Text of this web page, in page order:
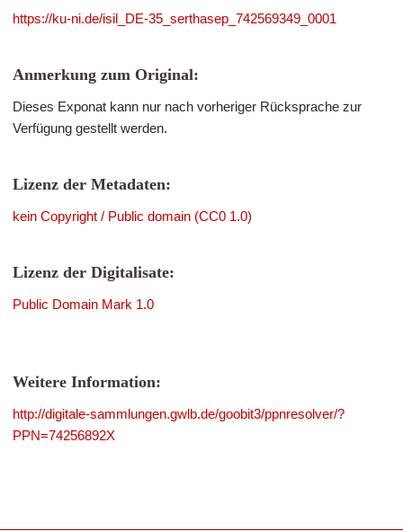
https://ku-ni.de/isil_DE-35_serthasep_742569349_0001
Anmerkung zum Original:
Dieses Exponat kann nur nach vorheriger Rücksprache zur
Verfügung gestellt werden.
Lizenz der Metadaten:
kein Copyright / Public domain (CC0 1.0)
Lizenz der Digitalisate:
Public Domain Mark 1.0
Weitere Information:
http://digitale-sammlungen.gwlb.de/goobit3/ppnresolver/?
PPN=74256892X